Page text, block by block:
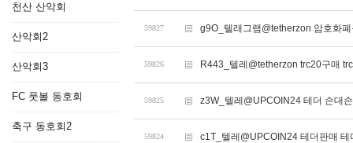
천산 산악회
산악회2
산악회3
FC 풋볼 동호회
축구 동호회2
59827 g9O_텔래그램@tetherzon 암호화
59826 R443_텔레@tetherzon trc20구매
59825 z3W_텔레@UPCOIN24 테더 손대
59824 c1T_텔레@UPCOIN24 테더판매